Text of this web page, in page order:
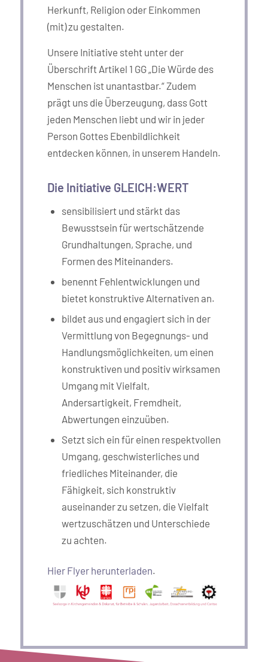
Herkunft, Religion oder Einkommen
(mit) zu gestalten.
Unsere Initiative steht unter der
Überschrift Artikel 1 GG „Die Würde des
Menschen ist unantastbar.“ Zudem
prägt uns die Überzeugung, dass Gott
jeden Menschen liebt und wir in jeder
Person Gottes Ebenbildlichkeit
entdecken können, in unserem Handeln.
Die Initiative GLEICH:WERT
sensibilisiert und stärkt das
Bewusstsein für wertschätzende
Grundhaltungen, Sprache, und
Formen des Miteinanders.
benennt Fehlentwicklungen und
bietet konstruktive Alternativen an.
bildet aus und engagiert sich in der
Vermittlung von Begegnungs- und
Handlungsmöglichkeiten, um einen
konstruktiven und positiv wirksamen
Umgang mit Vielfalt,
Andersartigkeit, Fremdheit,
Abwertungen einzuüben.
Setzt sich ein für einen respektvollen
Umgang, geschwisterliches und
friedliches Miteinander, die
Fähigkeit, sich konstruktiv
auseinander zu setzen, die Vielfalt
wertzuschätzen und Unterschiede
zu achten.
Hier Flyer herunterladen.